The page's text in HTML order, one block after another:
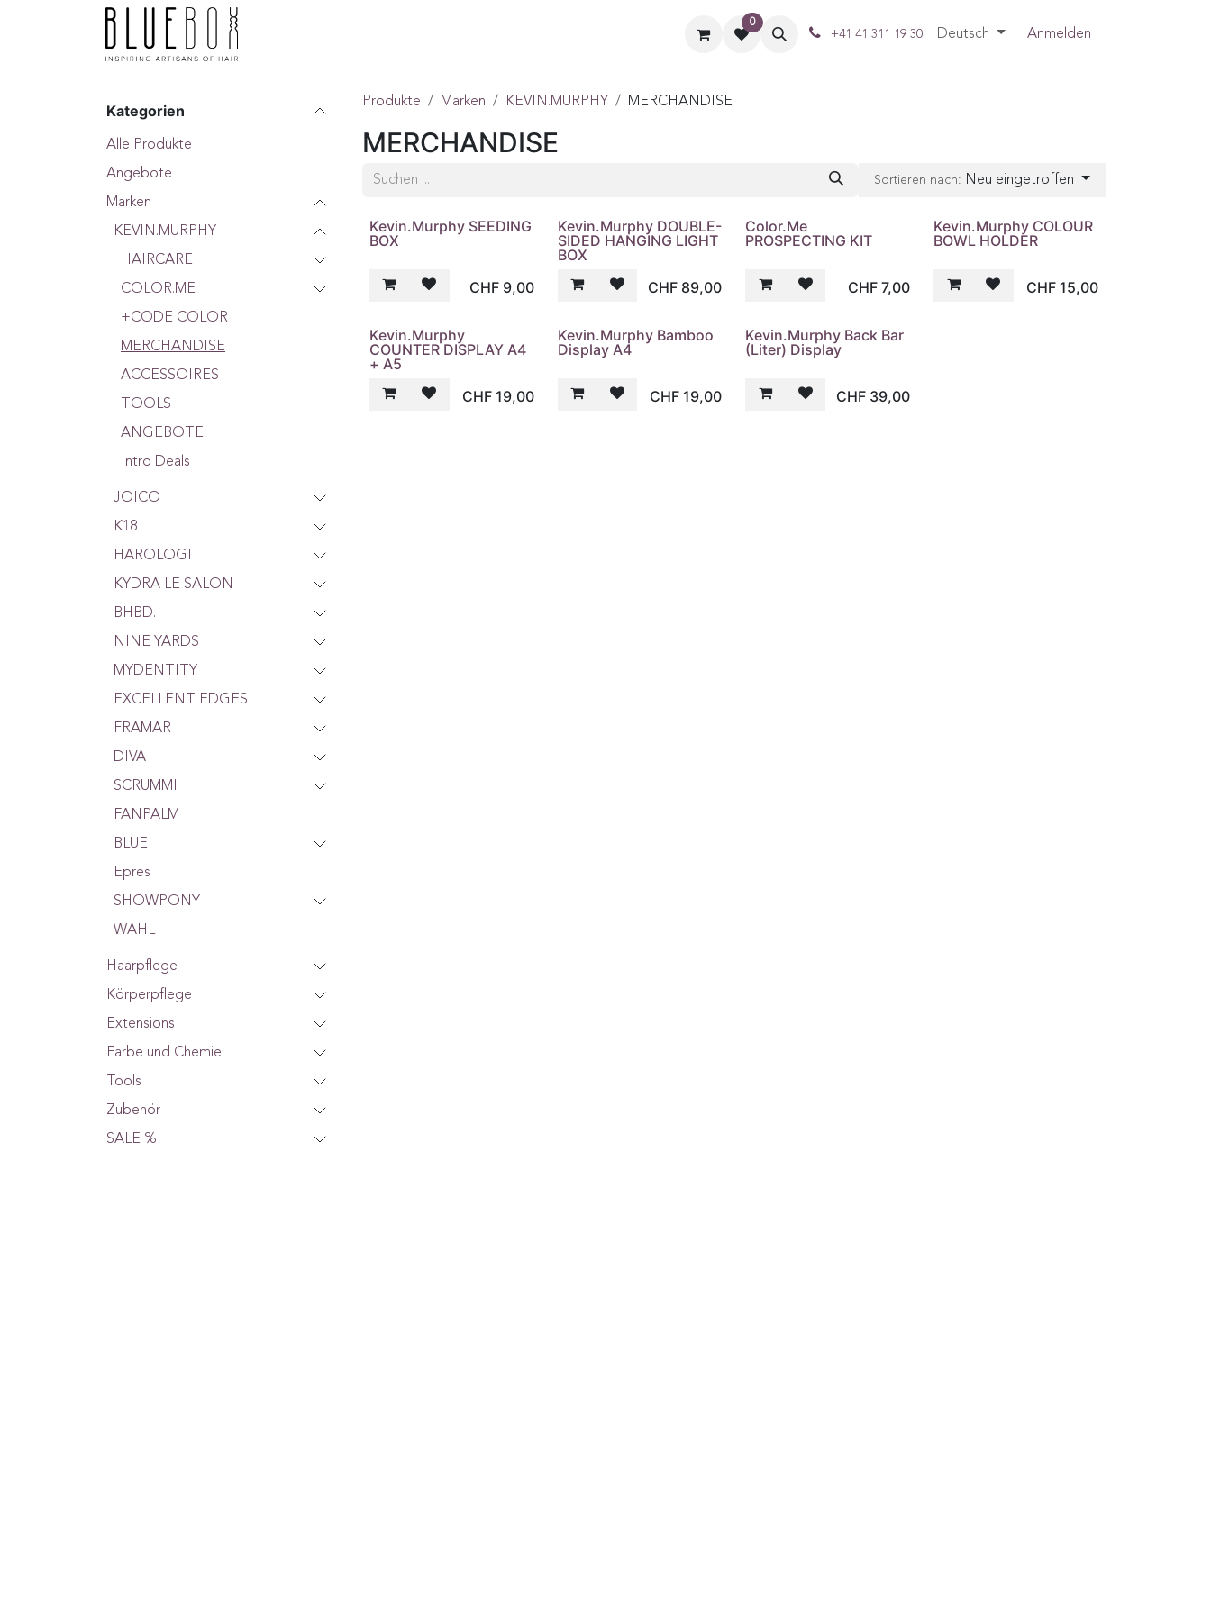
ZUM INHALT SPRINGEN
0
+41 41 311 19 30 Deutsch Anmelden
Kategorien
Alle Produkte
Angebote
Marken
KEVIN.MURPHY
HAIRCARE
COLOR.ME
+CODE COLOR
MERCHANDISE
ACCESSOIRES
TOOLS
ANGEBOTE
Intro Deals
JOICO
K18
HAROLOGI
KYDRA LE SALON
BHBD.
NINE YARDS
MYDENTITY
EXCELLENT EDGES
FRAMAR
DIVA
SCRUMMI
FANPALM
BLUE
Epres
SHOWPONY
WAHL
Haarpflege
Körperpflege
Extensions
Farbe und Chemie
Tools
Zubehör
SALE %
Produkte Marken KEVIN.MURPHY MERCHANDISE
MERCHANDISE
Sortieren nach: Neu eingetroffen
Kevin.Murphy SEEDING
BOX
CHF 9,00
Kevin.Murphy DOUBLE-
SIDED HANGING LIGHT
BOX
CHF 89,00
Color.Me
PROSPECTING KIT
CHF7,00
Kevin.Murphy COLOUR
BOWL HOLDER
CHF 15,00
Kevin.Murphy
COUNTER DISPLAY A4
+ A5
CHF 19,00
Kevin.Murphy Bamboo
Display A4
CHF 19,00
Kevin.Murphy Back Bar
(Liter) Display
CHF 39,00